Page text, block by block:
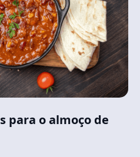
para o almoço de